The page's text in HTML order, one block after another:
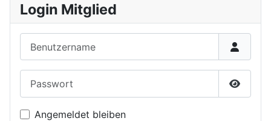
Login Mitglied
Angemeldet bleiben